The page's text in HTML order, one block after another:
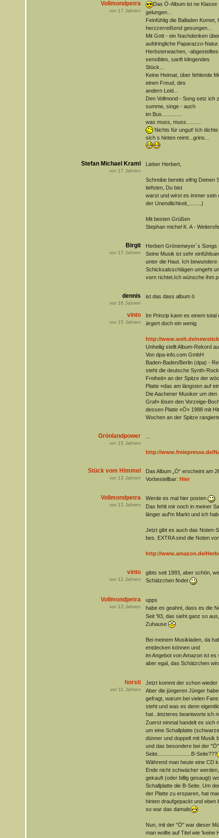
Vollmondpetra
vor 17 Jahren
Das Ö-Album ist ne
gelungen...
Feinfühlig die Balladen
herzzerreißend gesungen...
Mit Gott - ein Nachdenken
aufdringliche Paparazzo-
Herbsterwachen, -
sensibles, sanft klingendes
Stück...
Keine Heimat, über fehlende
einen Freud, des
andern Leid...
Den Vollmond - Song setz ich
summe, singe - auch
im Bus..............
was muss, muss..........
Nichts für ungut! Ich dichte
sich s hinten reimt...grins...
Stefan Michael Kraml
vor 17 Jahren
Lieber Herbert,
Schreibe bereits eifrig Deinen
tiefsten, Du bist
warst und wirst es immer sein
der Unendlichkeit,.........)
Mit besten Grüßen
Stephan michel K. A -
Birgit
vor 17 Jahren
Herbert Grönemeyer´s
Seine Musik ist sehr
unter die Haut. Ich bewundere
Schicksalsschlägen umgeht
vorn richtet.Ich wünsche ihm
dennis
vor 16 Jahren
ist das dass album ö
vinto
vor 15 Jahren
Im Prinzip kann es einem
ärgert doch ein wenig
http://www.welt.de/
Unheilig stellt Album-Rekord
Von dpa-info.com GmbH
Baden-Baden/Berlin (dpa) -
steht die deutsche Synth-
Freiheit» an der Spitze der
Platte «das am längsten auf
Die Aachener Musiker um
Graf» lösen den Vorzeige-
dessen Platte «Ö» 1988 mit
Wochen an der Spitze
Grönlandpower
vor 15 Jahren
http://www.freiepresse.de/
Stück vom Himmel
vor 13 Jahren
Das Album „Ö“ erscheint am
Vorbestellbar: Hier
Vollmondpetra
vor 12 Jahren
Werde es mal hier posten
Das fehlt mir noch in meiner
länger auf'm Markt und ich
Jetzt gibt es auch das Noten-
bes. EXTRA sind die Noten
http://www.amazon.de/
vinto
vor 12 Jahren
gibts seit 1993, aber schön,
Schätzchen findet
Vollmondpetra
vor 12 Jahren
upps
habe es geahnt, dass es die
Seit '93, das sieht ganz so
Zuhause
Bei meinem Musikladen, da
entdecken können und
im Angebot von Amazon ist es
aber egal, das Schätzchen
horsti
vor 11 Jahren
Jetzt kommt der schon wieder
Aber die jüngeren Jünger
gefragt, warum bei vielen
steht und was es denn
hat...letzteres beantworte ich
Zuerst einmal handelt es sich
um eine Schallplatte
dünner und doppelt mit Musik
und das besondere bei der
Seite.......................B-Seite???
Während man heute eine CD
Ende nicht schwächer
gekauft (oder billig gesaugt)
Schallplatte die B-Seite. Um
der Platte zu ersparen, hat
hinten draufgepackt und eben
so war das damals
Nun, mit der "Ö" war dieser
man wollte auf Titel wie 'keine